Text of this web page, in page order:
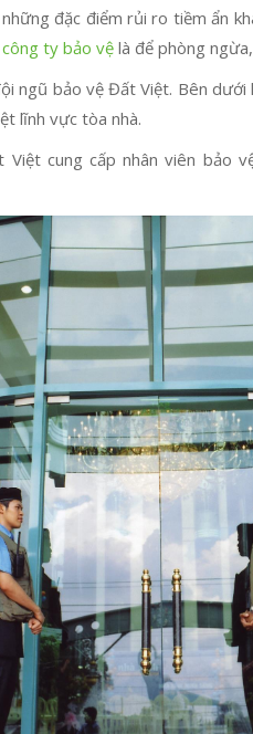
đặc điểm rủi ro tiềm ẩn
ty bảo vệ là để phòng
ngũ bảo vệ Đất Việt. Bên
lĩnh vực tòa nhà.
cung cấp nhân viên bảo